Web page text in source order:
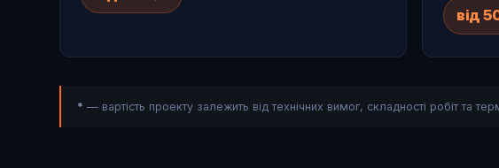
від
* — вартість проекту залежить від технічних вимог, складності робіт та